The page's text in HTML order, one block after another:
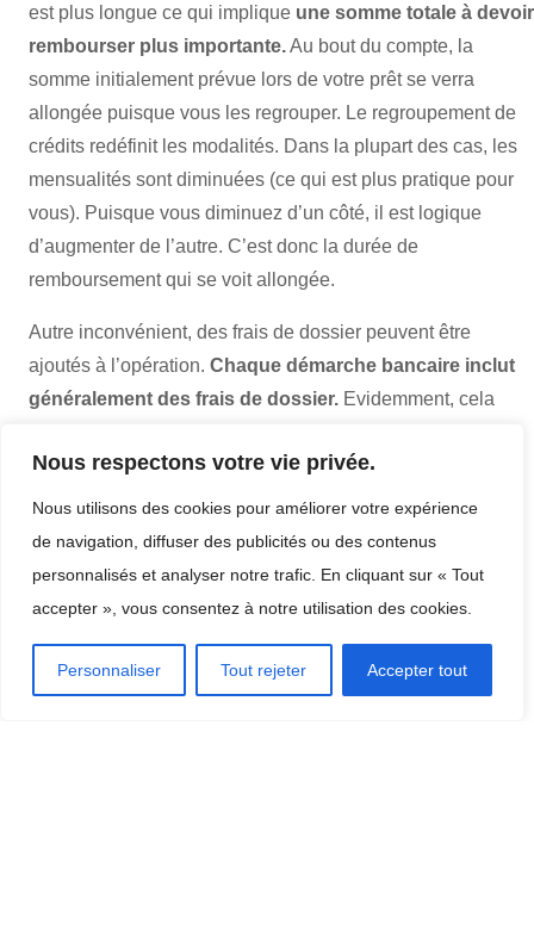
Nous respectons votre vie privée.
Nous utilisons des cookies pour améliorer votre expérience
de navigation, diffuser des publicités ou des contenus
personnalisés et analyser notre trafic. En cliquant sur « Tout
accepter », vous consentez à notre utilisation des cookies.
Personnaliser Tout rejeter Accepter tout
est plus longue ce qui implique une somme totale à devoir
rembourser plus importante.Au bout du compte, la
somme initialement prévue lors de votre prêt se verra
allongée puisque vous les regrouper. Le regroupement de
crédits redéfinit les modalités. Dans la plupart des cas, les
mensualités sont diminuées (ce qui est plus pratique pour
vous). Puisque vous diminuez d’un côté, il est logique
d’augmenter de l’autre. C’est donc la durée de
remboursement qui se voit allongée.
Autre inconvénient, des frais de dossier peuvent être
ajoutés à l’opération. Chaque démarche bancaire inclut
généralement des frais de dossier. Evidemment, cela
type de cas,tenter toujours une négociation
des frais en faisant valoir vos qualités, le montant que vous
devez rembourser…